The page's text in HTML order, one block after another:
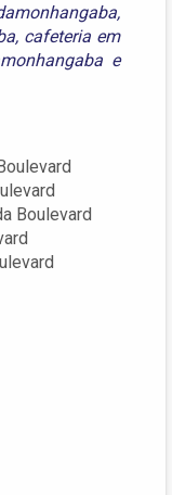
,
, cafeteria em
e
Boulevard